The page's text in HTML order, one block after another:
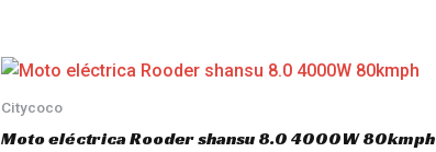
o
u
o
f
5
Citycoco
Moto eléctrica Rooder shansu 8.0 4000W 80kmph